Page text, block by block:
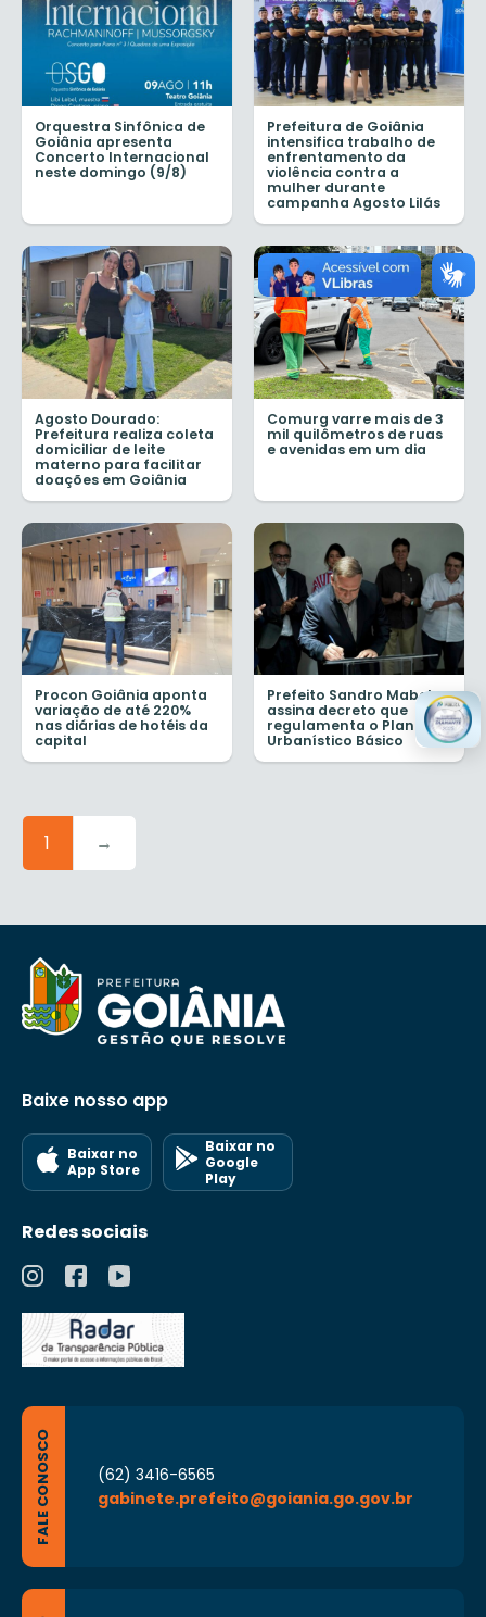
Orquestra Sinfônica de
Goiânia apresenta
Concerto Internacional
neste domingo (9/8)
Prefeitura de Goiânia
intensifica trabalho de
enfrentamento da
violência contra a
mulher durante
campanha Agosto Lilás
Agosto Dourado:
Prefeitura realiza coleta
domiciliar de leite
materno para facilitar
doações em Goiânia
Comurg varre mais de 3
mil quilômetros de ruas
e avenidas em um dia
Procon Goiânia aponta
variação de até 220%
nas diárias de hotéis da
capital
Prefeito Sandro Mabel
assina decreto que
regulamenta o Plano
Urbanístico Básico
1 →
Baixe nosso app
Baixar no
App Store
Baixar no
Google
Play
Redes sociais
FALE CONOSCO
(62) 3416-6565
gabinete.prefeito@goiania.go.gov.br